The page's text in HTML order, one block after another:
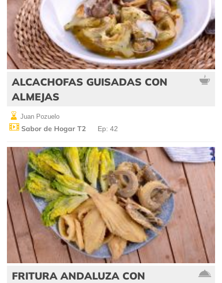
ALCACHOFAS GUISADAS CON
ALMEJAS
Juan Pozuelo
Sabor de Hogar T2 Ep: 42
FRITURA ANDALUZA CON